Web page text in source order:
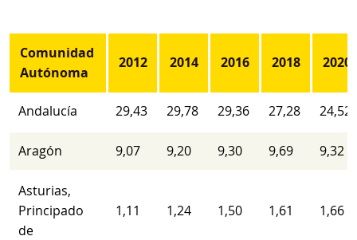
Comunidad
Autónoma
2012 2014 2016 2018 2020
Andalucía 29,43 29,78 29,36 27,28 24,52
Aragón 9,07 9,20 9,30 9,69 9,32
Asturias,
Principado
de
1,11 1,24 1,50 1,61 1,66